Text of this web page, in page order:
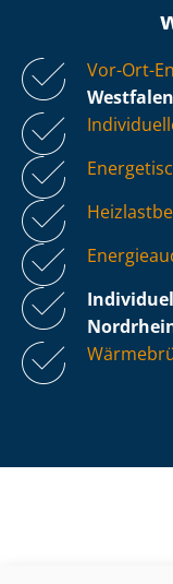
Vor-Ort-
Westfalen